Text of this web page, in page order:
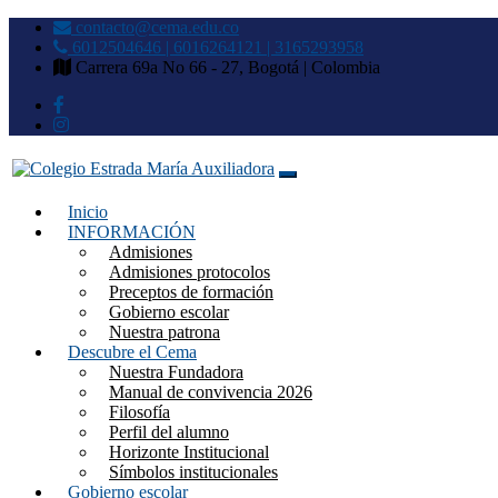
contacto@cema.edu.co
6012504646 | 6016264121 | 3165293958
Carrera 69a No 66 - 27, Bogotá | Colombia
Colegio Estrada María
Inicio
INFORMACIÓN
Admisiones
Admisiones protocolos
Preceptos de formación
Gobierno escolar
Nuestra patrona
Descubre el Cema
Nuestra Fundadora
Manual de convivencia 2026
Filosofía
Perfil del alumno
Horizonte Institucional
Símbolos institucionales
Gobierno escolar